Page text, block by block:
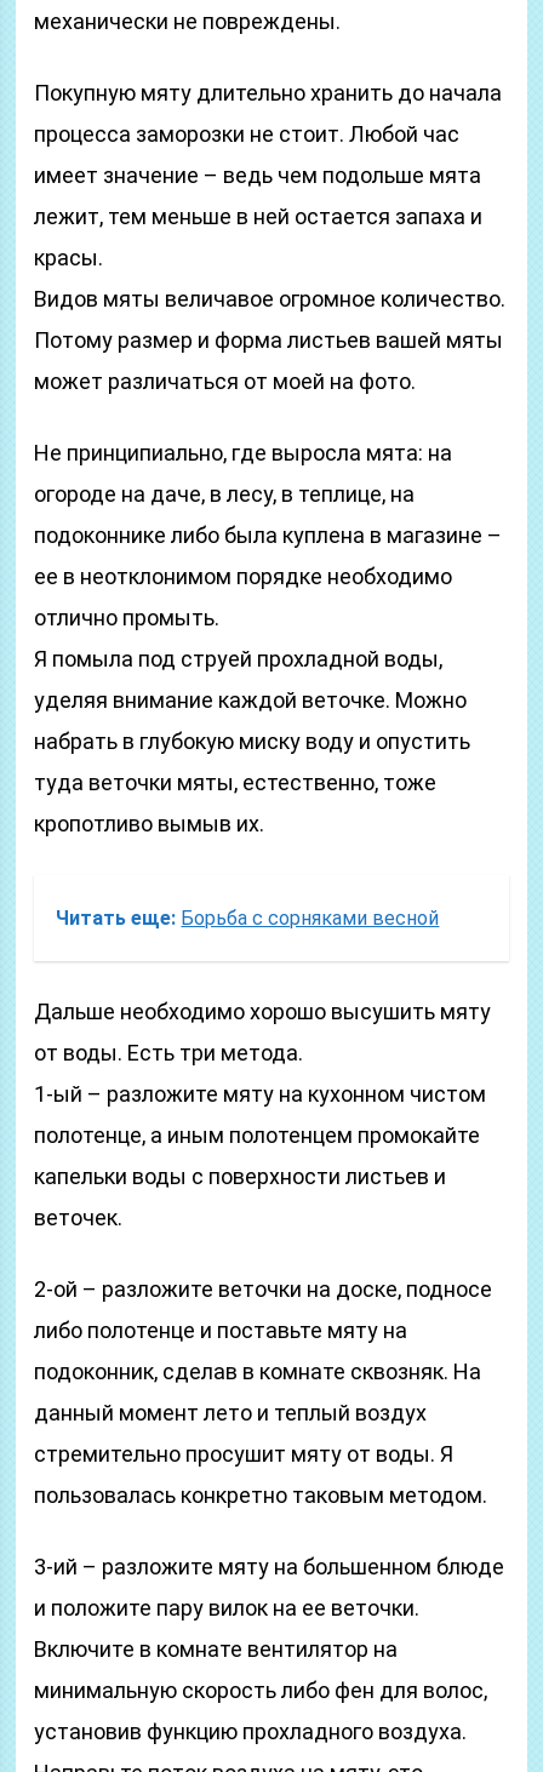
механически не повреждены.
Покупную мяту длительно хранить до начала
процесса заморозки не стоит. Любой час
имеет значение – ведь чем подольше мята
лежит, тем меньше в ней остается запаха и
красы.
Видов мяты величавое огромное количество.
Потому размер и форма листьев вашей мяты
может различаться от моей на фото.
Не принципиально, где выросла мята: на
огороде на даче, в лесу, в теплице, на
подоконнике либо была куплена в магазине –
ее в неотклонимом порядке необходимо
отлично промыть.
Я помыла под струей прохладной воды,
уделяя внимание каждой веточке. Можно
набрать в глубокую миску воду и опустить
туда веточки мяты, естественно, тоже
кропотливо вымыв их.
Читать еще: Борьба с сорняками весной
Дальше необходимо хорошо высушить мяту
от воды. Есть три метода.
1-ый – разложите мяту на кухонном чистом
полотенце, а иным полотенцем промокайте
капельки воды с поверхности листьев и
веточек.
2-ой – разложите веточки на доске, подносе
либо полотенце и поставьте мяту на
подоконник, сделав в комнате сквозняк. На
данный момент лето и теплый воздух
стремительно просушит мяту от воды. Я
пользовалась конкретно таковым методом.
3-ий – разложите мяту на большенном блюде
и положите пару вилок на ее веточки.
Включите в комнате вентилятор на
минимальную скорость либо фен для волос,
установив функцию прохладного воздуха.